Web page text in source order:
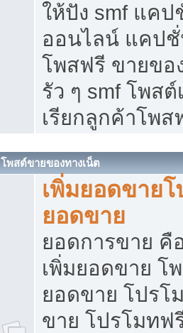
ให้ปัง smf แค
ออนไลน์ แคป
โพสฟรี ขายขอ
รัว ๆ smf โพส
เรียกลูกค้าโพส
โพสต์ขายของทางเน็ต
เพิ่มยอดขาย
ยอดขาย
ยอดการขาย คื
เพิ่มยอดขาย โ
ยอดขาย โปรโ
ขาย โปรโมทฟ